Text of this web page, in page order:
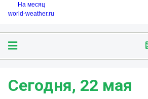
На месяц
world-weather.ru
Сегодня, 22 мая